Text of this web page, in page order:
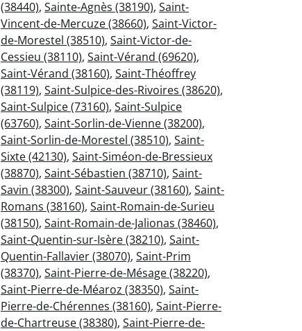
(38440), Sainte-Agnès (38190), Saint-
Vincent-de-Mercuze (38660), Saint-Victor-
de-Morestel (38510), Saint-Victor-de-
Cessieu (38110), Saint-Vérand (69620),
Saint-Vérand (38160), Saint-Théoffrey
(38119), Saint-Sulpice-des-Rivoires (38620),
Saint-Sulpice (73160), Saint-Sulpice
(63760), Saint-Sorlin-de-Vienne (38200),
Saint-Sorlin-de-Morestel (38510), Saint-
Sixte (42130), Saint-Siméon-de-Bressieux
(38870), Saint-Sébastien (38710), Saint-
Savin (38300), Saint-Sauveur (38160), Saint-
Romans (38160), Saint-Romain-de-Surieu
(38150), Saint-Romain-de-Jalionas (38460),
Saint-Quentin-sur-Isère (38210), Saint-
Quentin-Fallavier (38070), Saint-Prim
(38370), Saint-Pierre-de-Mésage (38220),
Saint-Pierre-de-Méaroz (38350), Saint-
Pierre-de-Chérennes (38160), Saint-Pierre-
de-Chartreuse (38380), Saint-Pierre-de-